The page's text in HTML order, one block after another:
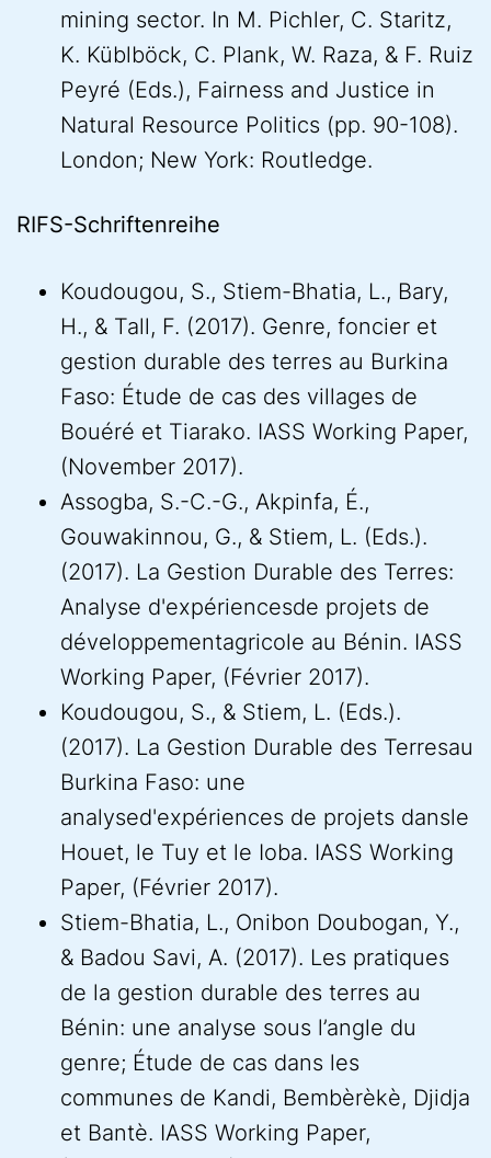
mining sector. In M. Pichler, C. Staritz,
K. Küblböck, C. Plank, W. Raza, & F. Ruiz
Peyré (Eds.), Fairness and Justice in
Natural Resource Politics (pp. 90-108).
London; New York: Routledge.
RIFS-Schriftenreihe
Koudougou, S., Stiem-Bhatia, L., Bary,
H., & Tall, F. (2017). Genre, foncier et
gestion durable des terres au Burkina
Faso: Étude de cas des villages de
Bouéré et Tiarako. IASS Working Paper,
(November 2017).
Assogba, S.-C.-G., Akpinfa, É.,
Gouwakinnou, G., & Stiem, L. (Eds.).
(2017). La Gestion Durable des Terres:
Analyse d'expériencesde projets de
développementagricole au Bénin. IASS
Working Paper, (Février 2017).
Koudougou, S., & Stiem, L. (Eds.).
(2017). La Gestion Durable des Terresau
Burkina Faso: une
analysed'expériences de projets dansle
Houet, le Tuy et le Ioba. IASS Working
Paper, (Février 2017).
Stiem-Bhatia, L., Onibon Doubogan, Y.,
& Badou Savi, A. (2017). Les pratiques
de la gestion durable des terres au
Bénin: une analyse sous l’angle du
genre; Étude de cas dans les
communes de Kandi, Bembèrèkè, Djidja
et Bantè. IASS Working Paper,